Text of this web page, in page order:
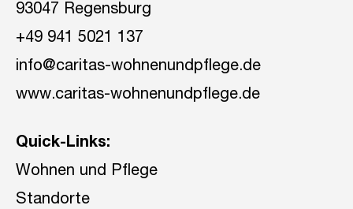
93047 Regensburg
+49 941 5021 137
info@caritas-wohnenundpflege.de
www.caritas-wohnenundpflege.de
Quick-Links:
Wohnen und Pflege
Standorte